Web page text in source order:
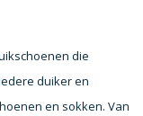
die
duiker en
en sokken. Van